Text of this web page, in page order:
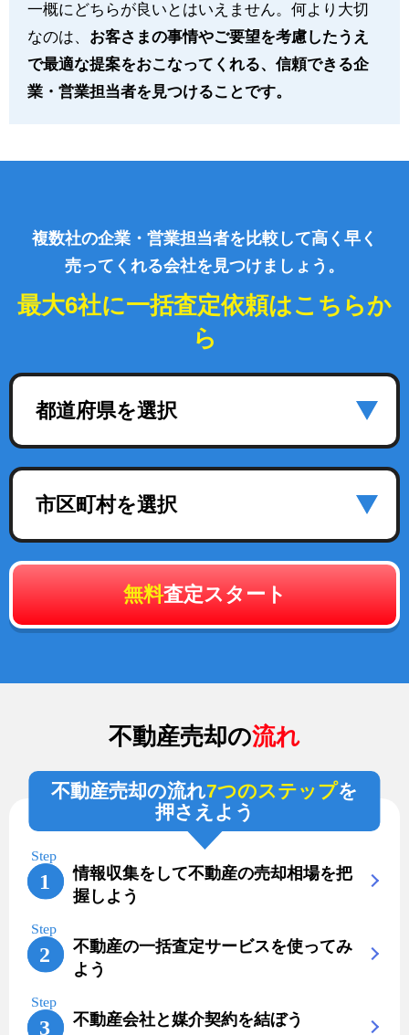
一概にどちらが良いとはいえません。何より大切
なのは、 お客さまの事情やご要望を考慮したうえ
で最適な提案をおこなってくれる、信頼できる企
業・営業担当者を見つけることです。
複数社の企業・営業担当者を比較して高く早く
売ってくれる会社を見つけましょう。
最大6社に一括査定依頼はこちらか
ら
都道府県を選択
市区町村を選択
無料査定スタート
不動産売却の流れ
不動産売却の流れ7つのステップを
押さえよう
情報収集をして不動産の売却相場を把
握しよう
不動産の一括査定サービスを使ってみ
よう
不動産会社と媒介契約を結ぼう